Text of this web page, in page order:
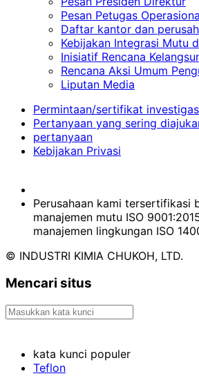
Pesan Petugas
Daftar kantor dan
Kebijakan Integrasi Mutu
Inisiatif Rencana
Rencana Aksi Umum
Liputan Media
Permintaan/sertifikat
Pertanyaan yang sering
pertanyaan
Kebijakan Privasi
Perusahaan kami tersertifikasi
manajemen mutu ISO
manajemen lingkungan ISO
© INDUSTRI KIMIA CHUKOH, LTD.
Mencari situs
kata kunci populer
Teflon